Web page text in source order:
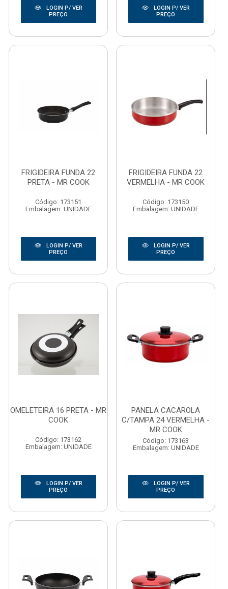
LOGIN P/ VER
PREÇO
LOGIN P/ VER
PREÇO
FRIGIDEIRA FUNDA 22
PRETA - MR COOK
Código: 173151
Embalagem: UNIDADE
LOGIN P/ VER
PREÇO
FRIGIDEIRA FUNDA 22
VERMELHA - MR COOK
Código: 173150
Embalagem: UNIDADE
LOGIN P/ VER
PREÇO
OMELETEIRA 16 PRETA - MR
COOK
Código: 173162
Embalagem: UNIDADE
LOGIN P/ VER
PREÇO
PANELA CACAROLA
C/TAMPA 24 VERMELHA -
MR COOK
Código: 173163
Embalagem: UNIDADE
LOGIN P/ VER
PREÇO